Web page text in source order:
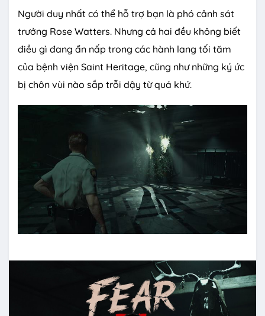
Người duy nhất có thể hỗ trợ bạn là phó cảnh sát
trưởng Rose Watters. Nhưng cả hai đều không biết
điều gì đang ẩn nấp trong các hành lang tối tăm
của bệnh viện Saint Heritage, cũng như những ký ức
bị chôn vùi nào sắp trỗi dậy từ quá khứ.